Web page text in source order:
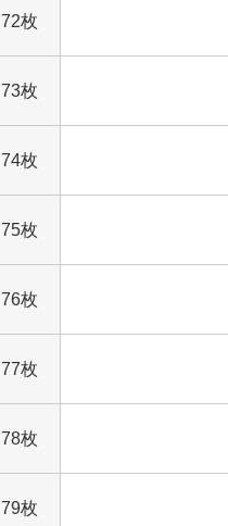
72枚
73枚
74枚
75枚
76枚
77枚
78枚
79枚